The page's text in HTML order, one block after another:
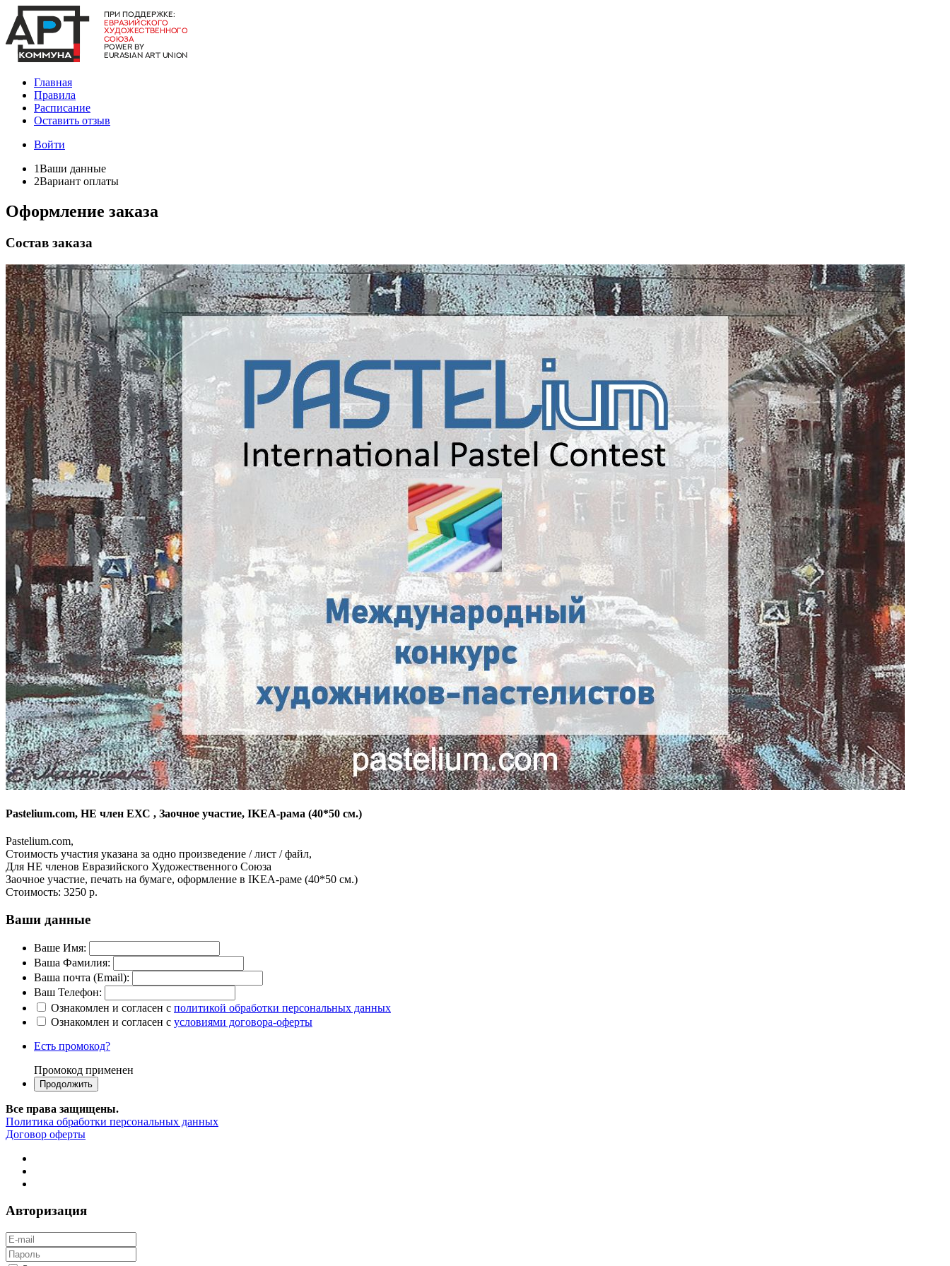
Главная
Правила
Расписание
Оставить отзыв
Войти
1Ваши данные
2Вариант оплаты
Оформление заказа
Состав заказа
Pastelium.com, НЕ член ЕХС , Заочное участие, IKEA-рама (40*50 см.)
Pastelium.com,
Стоимость участия указана за одно произведение / лист / файл,
Для НЕ членов Евразийского Художественного Союза
Заочное участие, печать на бумаге, оформление в IKEA-раме (40*50 см.)
Стоимость: 3250 р.
Ваши данные
Ваше Имя:
Ваша Фамилия:
Ваша почта (Email):
Ваш Телефон:
Ознакомлен и согласен с политикой обработки персональных данных
Ознакомлен и согласен с условиями договора-оферты
Есть промокод?
Промокод применен
Все права защищены.
Политика обработки персональных данных
Договор оферты
Авторизация